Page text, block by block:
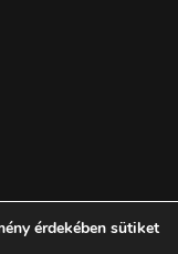
jog fenntartva.
érdekében sütiket